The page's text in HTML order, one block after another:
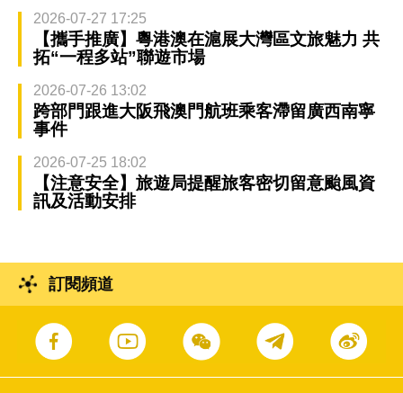
2026-07-27 17:25
【攜手推廣】粵港澳在滬展大灣區文旅魅力 共
拓“一程多站”聯遊市場
2026-07-26 13:02
跨部門跟進大阪飛澳門航班乘客滯留廣西南寧
事件
2026-07-25 18:02
【注意安全】旅遊局提醒旅客密切留意颱風資
訊及活動安排
訂閱頻道